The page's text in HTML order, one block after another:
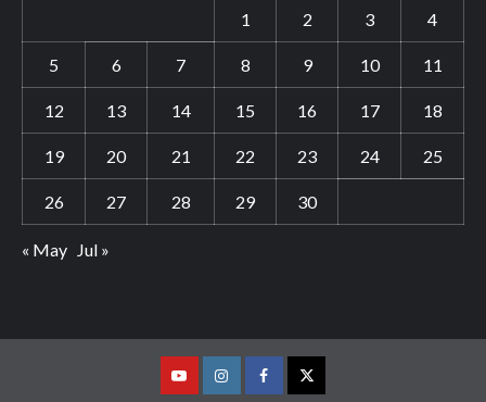
1 2 3 4
5 6 7 8 9 10 11
12 13 14 15 16 17 18
19 20 21 22 23 24 25
26 27 28 29 30
« May Jul »
YoutubeVimeoFacebookTwitter